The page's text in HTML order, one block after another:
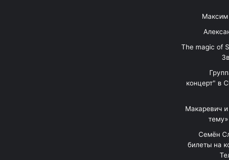
Максим
"The magic of
концерт" в
Макаревич
Семён
билеты на